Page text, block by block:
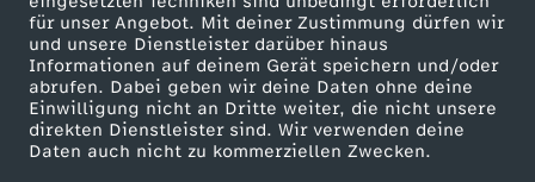
für unser Angebot. Mit deiner Zustimmung dürfen wir
und unsere Dienstleister darüber hinaus
Informationen auf deinem Gerät speichern und/oder
abrufen. Dabei geben wir deine Daten ohne deine
Einwilligung nicht an Dritte weiter, die nicht unsere
direkten Dienstleister sind. Wir verwenden deine
Daten auch nicht zu kommerziellen Zwecken.
s
c
h
Mehr ZDF
ZDF-Apps
Smart TV
ZDFtext
Service
ZDFmitreden
Kontakt zum ZDF
Tickets